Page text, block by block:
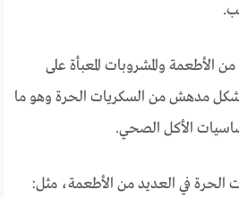
الأطعمة والمشروبات المعبأة على
مدهش من السكريات الحرة وهو ما
الأكل الصحي.
الحرة في العديد من الأطعمة، مثل: